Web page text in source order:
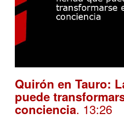
Quirón en Tauro:
puede
conciencia. 13:26